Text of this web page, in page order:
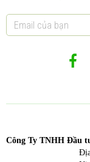
Công Ty TNHH Đầu